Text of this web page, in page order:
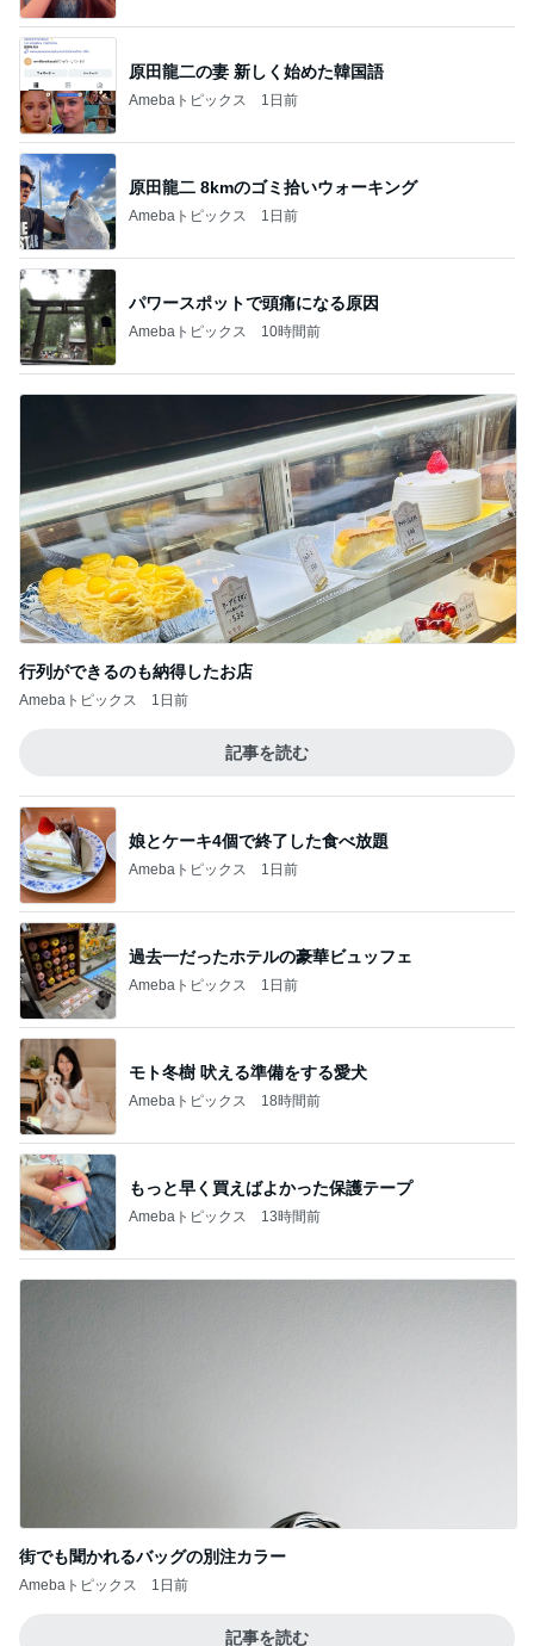
原田龍二の妻 新しく始めた韓国語
Amebaトピックス 1日前
原田龍二 8kmのゴミ拾いウォーキング
Amebaトピックス 1日前
パワースポットで頭痛になる原因
Amebaトピックス 10時間前
行列ができるのも納得したお店
Amebaトピックス 1日前
記事を読む
娘とケーキ4個で終了した食べ放題
Amebaトピックス 1日前
過去一だったホテルの豪華ビュッフェ
Amebaトピックス 1日前
モト冬樹 吠える準備をする愛犬
Amebaトピックス 18時間前
もっと早く買えばよかった保護テープ
Amebaトピックス 13時間前
街でも聞かれるバッグの別注カラー
Amebaトピックス 1日前
記事を読む